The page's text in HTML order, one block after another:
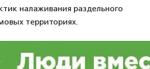
налаживания раздельного
территориях.